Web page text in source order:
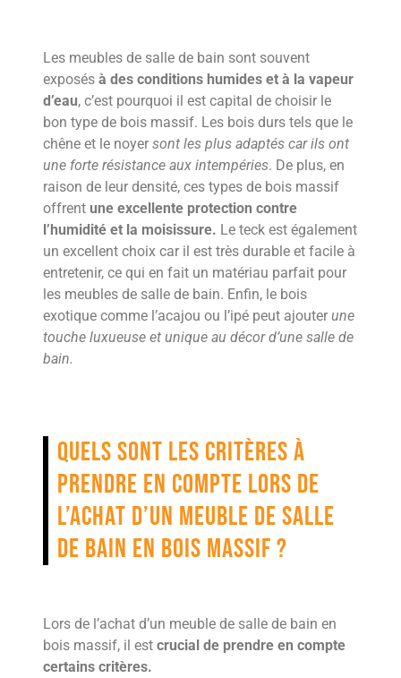
Les meubles de salle de bain sont souvent
exposés à des conditions humides et à la vapeur
d’eau, c’est pourquoi il est capital de choisir le
bon type de bois massif. Les bois durs tels que le
chêne et le noyer sont les plus adaptés car ils ont
une forte résistance aux intempéries. De plus, en
raison de leur densité, ces types de bois massif
offrent une excellente protection contre
l’humidité et la moisissure. Le teck est également
un excellent choix car il est très durable et facile à
entretenir, ce qui en fait un matériau parfait pour
les meubles de salle de bain. Enfin, le bois
exotique comme l’acajou ou l’ipé peut ajouter une
touche luxueuse et unique au décor d’une salle de
bain.
Quels sont les critères à
prendre en compte lors de
l’achat d’un meuble de salle
de bain en bois massif ?
Lors de l’achat d’un meuble de salle de bain en
bois massif, il est crucial de prendre en compte
certains critères.